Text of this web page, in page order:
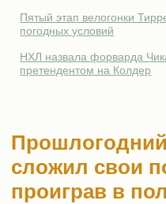
Пятый этап велогонки
погодных условий
НХЛ назвала форварда
претендентом на Колдер
сложил свои
проиграв в